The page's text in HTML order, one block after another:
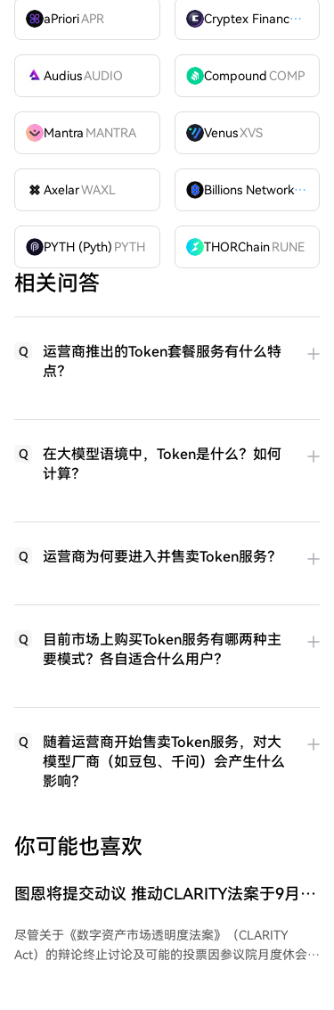
aPrioriAPR Cryptex FinanceCTX
AudiusAUDIO CompoundCOMP
Mantra MANTRA VenusXVS
AxelarWAXL Billions Network
BILL
PYTH (Pyth) PYTH THORChain RUNE
相关问答
Q
运营商推出的Token套餐服务有什么特
点？
Q
在大模型语境中，Token是什么？如何
计算？
Q 运营商为何要进入并售卖Token服务？
Q
目前市场上购买Token服务有哪两种主
要模式？各自适合什么用户？
Q
随着运营商开始售卖Token服务，对大
模型厂商（如豆包、千问）会产生什么
影响？
你可能也喜欢
图恩将提交动议 推动CLARITY法案于9月表
尽管关于《数字资产市场透明度法案》（CLARITY
Act）的辩论终止讨论及可能的投票因参议院月度休会而